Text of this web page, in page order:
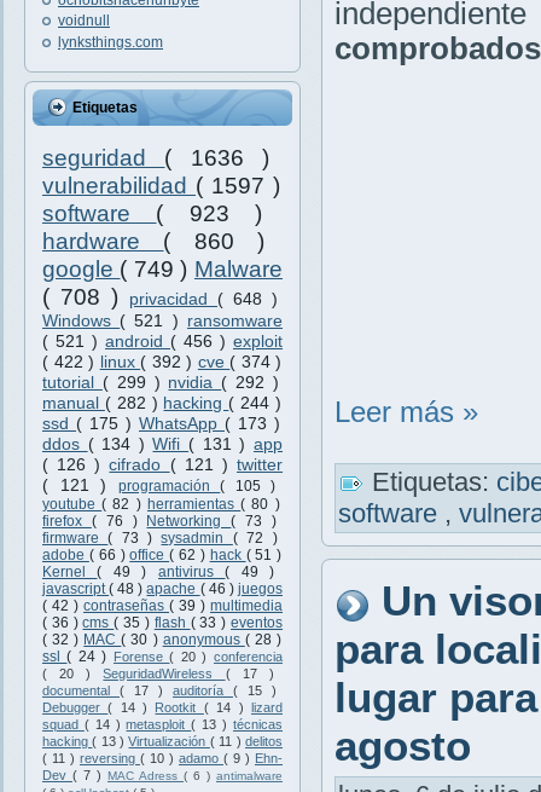
voidnull
lynksthings.com
Etiquetas
seguridad ( 1636 )
vulnerabilidad ( 1597 )
software ( 923 )
hardware ( 860 )
google ( 749 ) Malware
( 708 )
privacidad ( 648 )
Windows ( 521 ) ransomware
( 521 ) android ( 456 ) exploit
( 422 ) linux ( 392 ) cve ( 374 )
tutorial ( 299 ) nvidia ( 292 )
manual ( 282 ) hacking ( 244 )
ssd ( 175 ) WhatsApp ( 173 )
ddos ( 134 )Wifi ( 131 ) app
( 126 )cifrado ( 121 )twitter
( 121 ) programación( 105 )
youtube( 82 ) herramientas( 80 )
firefox ( 76 ) Networking( 73 )
firmware( 73 )sysadmin ( 72 )
adobe ( 66 )office( 62 ) hack ( 51 )
Kernel( 49 ) antivirus( 49 )
javascript( 48 )apache ( 46 ) juegos
( 42 ) contraseñas ( 39 ) multimedia
( 36 )cms( 35 ) flash ( 33 )eventos
( 32 ) MAC( 30 ) anonymous ( 28 )
ssl( 24 ) Forense( 20 ) conferencia
( 20 )SeguridadWireless ( 17 )
documental ( 17 ) auditoría ( 15 )
Debugger( 14 ) Rootkit ( 14 ) lizard
squad ( 14 )metasploit( 13 ) técnicas
hacking( 13 )Virtualización ( 11 ) delitos
( 11 ) reversing ( 10 ) adamo ( 9 ) Ehn-
Dev ( 7 ) MAC Adress ( 6 ) antimalware
comprobados
Leer más »
Etiquetas:
software ,
Un
para
lugar
agosto